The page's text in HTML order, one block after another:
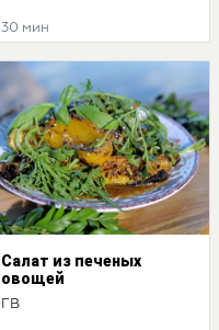
30 мин
Салат из печеных
овощей
ГВ